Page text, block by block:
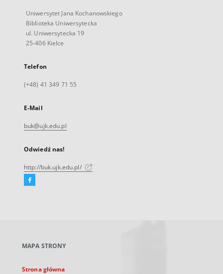
Uniwersytet Jana Kochanowskiego
Biblioteka Uniwersytecka
ul. Uniwersytecka 19
25-406 Kielce
Telefon
(+48) 41 349 71 55
E-Mail
buk@ujk.edu.pl
Odwiedź nas!
http://buk.ujk.edu.pl/
Facebook
karcie
MAPA STRONY
Strona główna